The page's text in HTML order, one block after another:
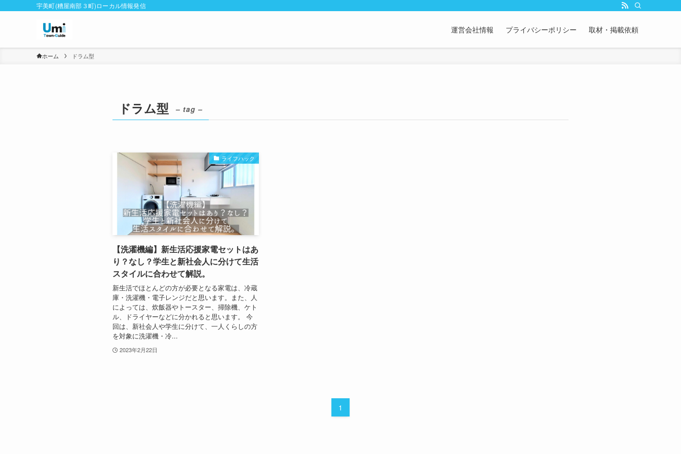
宇美町(糟屋南部３町)ローカル情報発信
運営会社情報 プライバシーポリシー 取材・掲載依頼
ホーム ドラム型
ドラム型 – tag –
ライフハック
【洗濯機編】新生活応援家電セットはあ
り？なし？学生と新社会人に分けて生活
スタイルに合わせて解説。
新生活でほとんどの方が必要となる家電は、冷蔵
庫・洗濯機・電子レンジだと思います。また、人
によっては、炊飯器やトースター、掃除機、ケト
ル、ドライヤーなどに分かれると思います。 今
回は、新社会人や学生に分けて、一人くらしの方
を対象に洗濯機・冷...
2023年2月22日
1